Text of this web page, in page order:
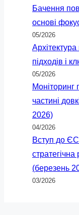
Бачення
основі
05/2026
підходів і
05/2026
Моніторинг
частині
2026)
04/2026
Вступ до ЄС
(березень
03/2026